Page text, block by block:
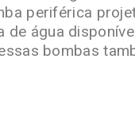
periférica
água
bombas